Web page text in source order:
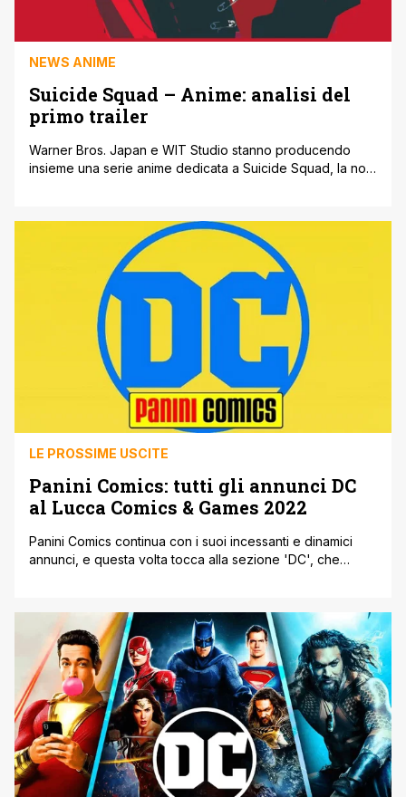
NEWS ANIME
Suicide Squad – Anime: analisi del
primo trailer
Warner Bros. Japan e WIT Studio stanno producendo
insieme una serie anime dedicata a Suicide Squad, la nota
avuto l'occasione di 'assaggiare' tale progetto animato,
intitolato Suicide Squad ISEKAI; al momento abbiamo
anche il poster ufficiale. Da come potete [']
LE PROSSIME USCITE
Panini Comics: tutti gli annunci DC
al Lucca Comics & Games 2022
Panini Comics continua con i suoi incessanti e dinamici
annunci, e questa volta tocca alla sezione 'DC', che
Prima di condividere la lista dei fumetti annunciati ci
teniamo a parlare anche del nuovo evento crossover tra
Spaw e Batman, due [']